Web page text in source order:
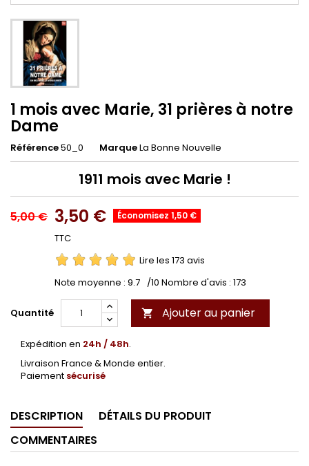
1 mois avec Marie, 31 prières à notre
Dame
Référence50_0 MarqueLa Bonne Nouvelle
1911 mois avec Marie !
5,00 € 3,50 € Économisez 1,50 €
TTC
Lire les 173 avis
Note moyenne : 9.7 /10 Nombre d'avis : 173
Quantité  Ajouter au panier
Expédition en 24h / 48h.
Livraison France & Monde entier.
Paiement sécurisé
DESCRIPTION
DÉTAILS DU PRODUIT
COMMENTAIRES